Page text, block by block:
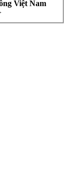
Việt Nam